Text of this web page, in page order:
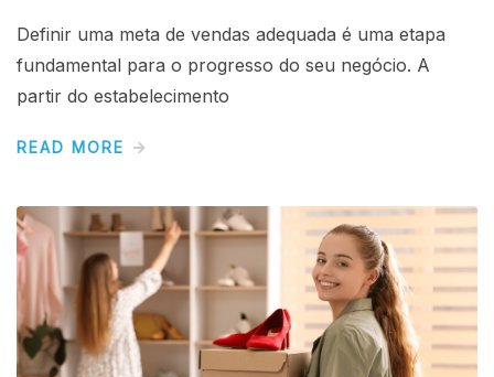
Definir uma meta de vendas adequada é uma etapa
fundamental para o progresso do seu negócio. A
partir do estabelecimento
READ MORE